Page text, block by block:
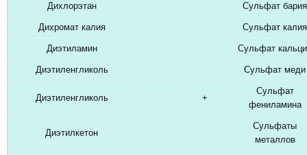
Дихлорэтан Сульфат бария
Дихромат калия Сульфат калия
Диэтиламин Сульфат
Диэтиленгликоль Сульфат меди
Диэтиленгликоль +
Сульфат
фениламина
Диэтилкетон
Сульфаты
металлов